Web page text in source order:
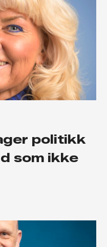
politikk
som ikke